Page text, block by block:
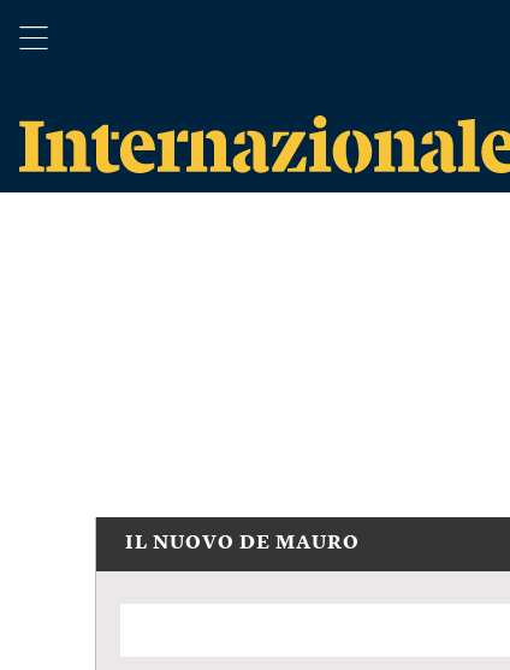
IL NUOVO DE MAURO